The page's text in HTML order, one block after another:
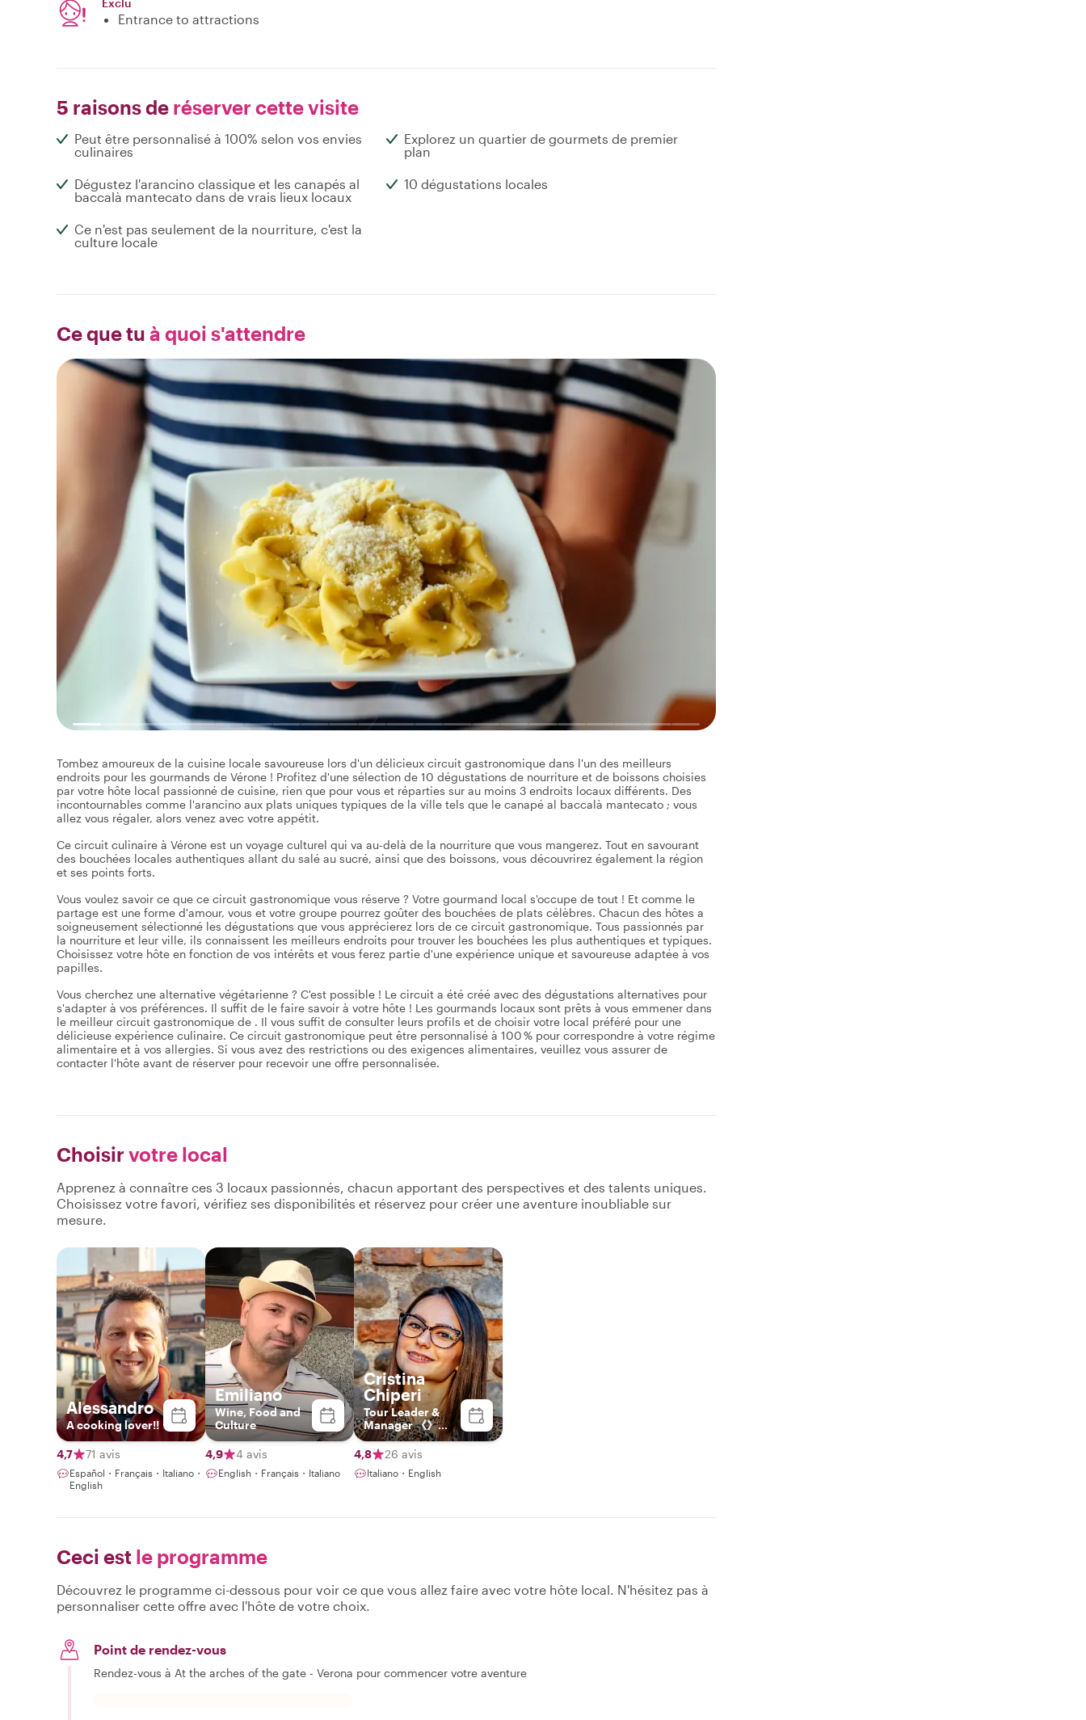
Exclu
Entrance to attractions
5 raisons de réserver cette visite
Peut être personnalisé à 100% selon vos envies
culinaires
Explorez un quartier de gourmets de premier
plan
Dégustez l'arancino classique et les canapés al
baccalà mantecato dans de vrais lieux locaux
10 dégustations locales
Ce n'est pas seulement de la nourriture, c'est la
culture locale
Ce que tu à quoi s'attendre
Tombez amoureux de la cuisine locale savoureuse lors d'un délicieux circuit gastronomique dans l'un des meilleurs
endroits pour les gourmands de Vérone ! Profitez d'une sélection de 10 dégustations de nourriture et de boissons choisies
par votre hôte local passionné de cuisine, rien que pour vous et réparties sur au moins 3 endroits locaux différents. Des
incontournables comme l'arancino aux plats uniques typiques de la ville tels que le canapé al baccalà mantecato ; vous
allez vous régaler, alors venez avec votre appétit.
Ce circuit culinaire à Vérone est un voyage culturel qui va au-delà de la nourriture que vous mangerez. Tout en savourant
des bouchées locales authentiques allant du salé au sucré, ainsi que des boissons, vous découvrirez également la région
et ses points forts.
Vous voulez savoir ce que ce circuit gastronomique vous réserve ? Votre gourmand local s'occupe de tout ! Et comme le
partage est une forme d'amour, vous et votre groupe pourrez goûter des bouchées de plats célèbres. Chacun des hôtes a
soigneusement sélectionné les dégustations que vous apprécierez lors de ce circuit gastronomique. Tous passionnés par
la nourriture et leur ville, ils connaissent les meilleurs endroits pour trouver les bouchées les plus authentiques et typiques.
Choisissez votre hôte en fonction de vos intérêts et vous ferez partie d'une expérience unique et savoureuse adaptée à vos
papilles.
Vous cherchez une alternative végétarienne ? C'est possible ! Le circuit a été créé avec des dégustations alternatives pour
s'adapter à vos préférences. Il suffit de le faire savoir à votre hôte ! Les gourmands locaux sont prêts à vous emmener dans
le meilleur circuit gastronomique de . Il vous suffit de consulter leurs profils et de choisir votre local préféré pour une
délicieuse expérience culinaire. Ce circuit gastronomique peut être personnalisé à 100 % pour correspondre à votre régime
alimentaire et à vos allergies. Si vous avez des restrictions ou des exigences alimentaires, veuillez vous assurer de
contacter l'hôte avant de réserver pour recevoir une offre personnalisée.
Choisir votre local
Apprenez à connaître ces 3 locaux passionnés, chacun apportant des perspectives et des talents uniques.
Choisissez votre favori, vérifiez ses disponibilités et réservez pour créer une aventure inoubliable sur
mesure.
Alessandro
A cooking lover!!
4,7 71 avis
Español・Français・Italiano・
English
Emiliano
Wine, Food and
Culture
4,9 4 avis
English・Français・Italiano
Cristina
Chiperi
Tour Leader &
Manager 《》
Explorer by
Heart, Leader by
Profession
4,8 26 avis
Italiano・English
Ceci est le programme
Découvrez le programme ci-dessous pour voir ce que vous allez faire avec votre hôte local. N'hésitez pas à
personnaliser cette offre avec l'hôte de votre choix.
Point de rendez-vous
Rendez-vous à At the arches of the gate - Verona pour commencer votre aventure